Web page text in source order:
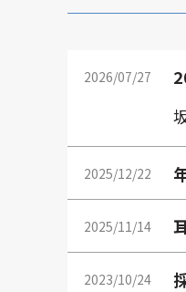
2026/07/27
2025/12/22
2025/11/14
2023/10/24